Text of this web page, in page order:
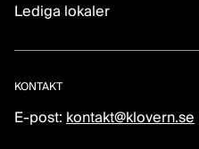
Lediga lokaler
KONTAKT
E-post: kontakt@klovern.se